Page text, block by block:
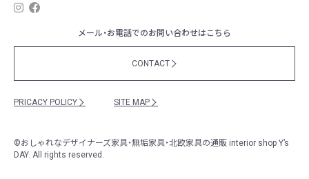
メール・お電話でのお問い合わせはこちら
CONTACT
PRICACY POLICY SITE MAP
©おしゃれなデザイナーズ家具・無垢家具・北欧家具の通販 interior shop Y’s
DAY. All rights reserved.